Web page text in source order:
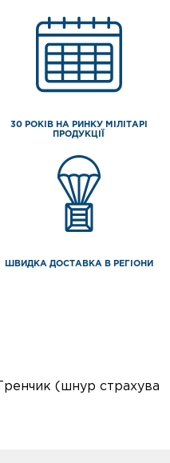
30 РОКІВ НА РИНКУ МІЛІТАРІ
ПРОДУКЦІЇ
ШВИДКА ДОСТАВКА В РЕГІОНИ
Тренчик (шнур страхува